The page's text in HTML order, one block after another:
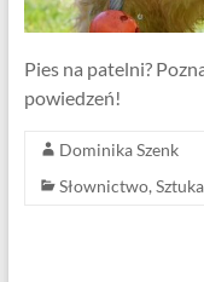
Pies na patelni?
powiedzeń!
Dominika Szenk
Słownictwo,